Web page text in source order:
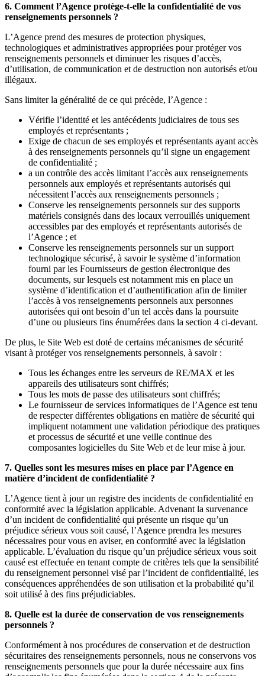
6. Comment l’Agence protège-t-elle la confidentialité de vos
renseignements personnels ?
L’Agence prend des mesures de protection physiques,
technologiques et administratives appropriées pour protéger vos
renseignements personnels et diminuer les risques d’accès,
d’utilisation, de communication et de destruction non autorisés et/ou
illégaux.
Sans limiter la généralité de ce qui précède, l’Agence :
Vérifie l’identité et les antécédents judiciaires de tous ses
employés et représentants ;
Exige de chacun de ses employés et représentants ayant accès
à des renseignements personnels qu’il signe un engagement
de confidentialité ;
a un contrôle des accès limitant l’accès aux renseignements
personnels aux employés et représentants autorisés qui
nécessitent l’accès aux renseignements personnels ;
Conserve les renseignements personnels sur des supports
matériels consignés dans des locaux verrouillés uniquement
accessibles par des employés et représentants autorisés de
l’Agence ; et
Conserve les renseignements personnels sur un support
technologique sécurisé, à savoir le système d’information
fourni par les Fournisseurs de gestion électronique des
documents, sur lesquels est notamment mis en place un
système d’identification et d’authentification afin de limiter
l’accès à vos renseignements personnels aux personnes
autorisées qui ont besoin d’un tel accès dans la poursuite
d’une ou plusieurs fins énumérées dans la section 4 ci-devant.
De plus, le Site Web est doté de certains mécanismes de sécurité
visant à protéger vos renseignements personnels, à savoir :
Tous les échanges entre les serveurs de RE/MAX et les
appareils des utilisateurs sont chiffrés;
Tous les mots de passe des utilisateurs sont chiffrés;
Le fournisseur de services informatiques de l’Agence est tenu
de respecter différentes obligations en matière de sécurité qui
impliquent notamment une validation périodique des pratiques
et processus de sécurité et une veille continue des
composantes logicielles du Site Web et de leur mise à jour.
7. Quelles sont les mesures mises en place par l’Agence en
matière d’incident de confidentialité ?
L’Agence tient à jour un registre des incidents de confidentialité en
conformité avec la législation applicable. Advenant la survenance
d’un incident de confidentialité qui présente un risque qu’un
préjudice sérieux vous soit causé, l’Agence prendra les mesures
nécessaires pour vous en aviser, en conformité avec la législation
applicable. L’évaluation du risque qu’un préjudice sérieux vous soit
causé est effectuée en tenant compte de critères tels que la sensibilité
du renseignement personnel visé par l’incident de confidentialité, les
conséquences appréhendées de son utilisation et la probabilité qu’il
soit utilisé à des fins préjudiciables.
8. Quelle est la durée de conservation de vos renseignements
personnels ?
Conformément à nos procédures de conservation et de destruction
sécuritaires des renseignements personnels, nous ne conservons vos
renseignements personnels que pour la durée nécessaire aux fins